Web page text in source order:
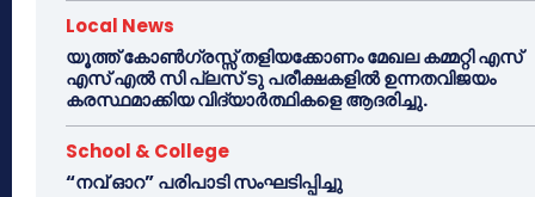
Local News
യൂത്ത് കോൺഗ്രസ്സ് തളിയക്കോണം മേഖല കമ്മറ്റി എസ്
എസ് എൽ സി പ്ലസ് ടു പരീക്ഷകളിൽ ഉന്നതവിജയം
കരസ്ഥമാക്കിയ വിദ്യാർത്ഥികളെ ആദരിച്ചു.
School & College
“നവ് ഓറ” പരിപാടി സംഘടിപ്പിച്ചു